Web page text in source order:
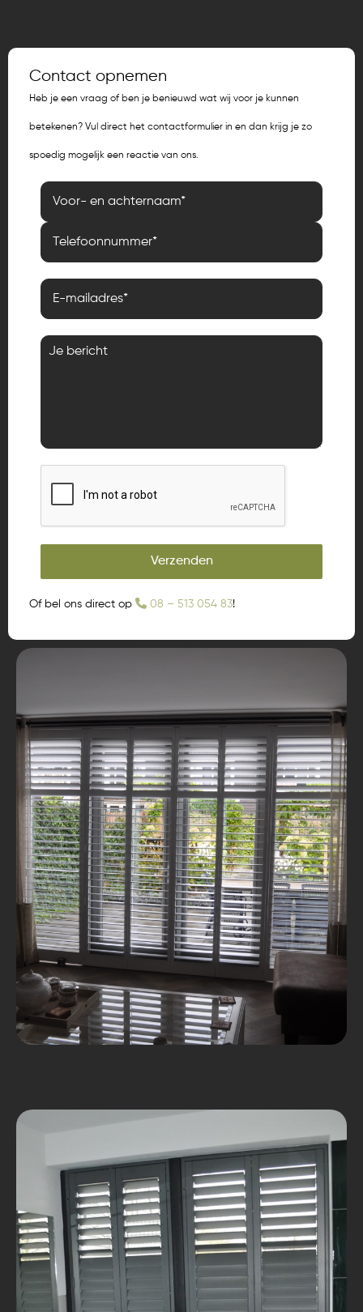
Contact opnemen
Heb je een vraag of ben je benieuwd wat wij voor je kunnen
betekenen? Vul direct het contactformulier in en dan krijg je zo
spoedig mogelijk een reactie van ons.
Verzenden
Of bel ons direct op 08 – 513 054 83!